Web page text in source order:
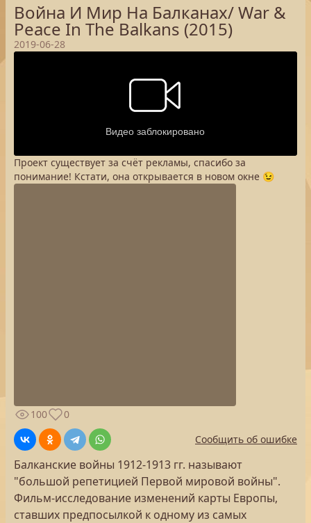
Война И Мир На Балканах/ War &
Peace In The Balkans (2015)
2019-06-28
Проект существует за счёт рекламы, спасибо за
понимание! Кстати, она открывается в новом окне 😉
100
0
Сообщить об ошибке
Балканские войны 1912-1913 гг. называют
"большой репетицией Первой мировой войны".
Фильм-исследование изменений карты Европы,
ставших предпосылкой к одному из самых